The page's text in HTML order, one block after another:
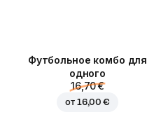
Футбольное комбо для
одного
16,70 €
от 16,00 €